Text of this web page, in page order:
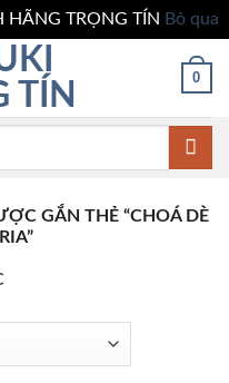
HÃNG TRỌNG TÍN Bỏ qua
0
GẮN THẺ “CHOÁ DÈ